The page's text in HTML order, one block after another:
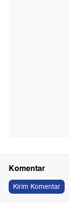
Komentar
Kirim Komentar